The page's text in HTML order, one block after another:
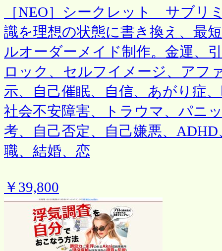
［NEO］シークレット サブリ
識を理想の状態に書き換え、最
ルオーダーメイド制作。金運、
ロック、セルフイメージ、アフ
示、自己催眠、自信、あがり症
社会不安障害、トラウマ、パニ
考、自己否定、自己嫌悪、
職、結婚、恋
￥39,800